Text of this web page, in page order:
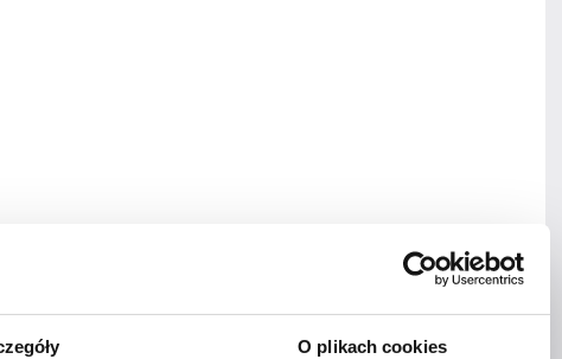
O plikach cookies
„dość”.
i przywrócić lekkość działania. Uczę, jak wracać do siebie